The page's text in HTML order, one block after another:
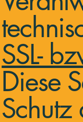
SSL-
Diese